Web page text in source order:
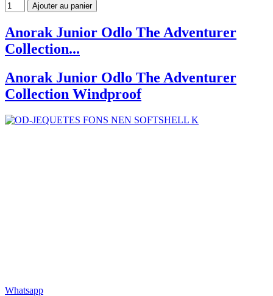
Whatsapp
Ajouter au panier
Anorak Junior Odlo The Adventurer
Collection...
Anorak Junior Odlo The Adventurer
Collection Windproof